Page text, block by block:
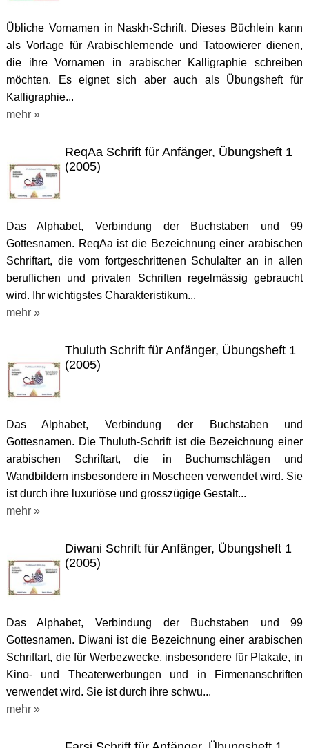
Übliche Vornamen in Naskh-Schrift. Dieses Büchlein kann
als Vorlage für Arabischlernende und Tatoowierer dienen,
die ihre Vornamen in arabischer Kalligraphie schreiben
möchten. Es eignet sich aber auch als Übungsheft für
Kalligraphie...
mehr »
ReqAa Schrift für Anfänger, Übungsheft 1
(2005)
Das Alphabet, Verbindung der Buchstaben und 99
Gottesnamen. ReqAa ist die Bezeichnung einer arabischen
Schriftart, die vom fortgeschrittenen Schulalter an in allen
beruflichen und privaten Schriften regelmässig gebraucht
wird. Ihr wichtigstes Charakteristikum...
mehr »
Thuluth Schrift für Anfänger, Übungsheft 1
(2005)
Das Alphabet, Verbindung der Buchstaben und
Gottesnamen. Die Thuluth-Schrift ist die Bezeichnung einer
arabischen Schriftart, die in Buchumschlägen und
Wandbildern insbesondere in Moscheen verwendet wird. Sie
ist durch ihre luxuriöse und grosszügige Gestalt...
mehr »
Diwani Schrift für Anfänger, Übungsheft 1
(2005)
Das Alphabet, Verbindung der Buchstaben und 99
Gottesnamen. Diwani ist die Bezeichnung einer arabischen
Schriftart, die für Werbezwecke, insbesondere für Plakate, in
Kino- und Theaterwerbungen und in Firmenanschriften
verwendet wird. Sie ist durch ihre schwu...
mehr »